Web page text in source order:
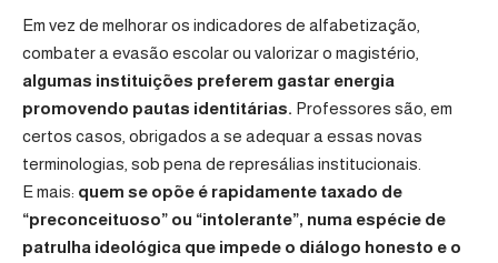
Em vez de melhorar os indicadores de alfabetização,
combater a evasão escolar ou valorizar o magistério,
algumas instituições preferem gastar energia
promovendo pautas identitárias. Professores são, em
certos casos, obrigados a se adequar a essas novas
terminologias, sob pena de represálias institucionais.
E mais: quem se opõe é rapidamente taxado de
“preconceituoso” ou “intolerante”, numa espécie de
patrulha ideológica que impede o diálogo honesto e o